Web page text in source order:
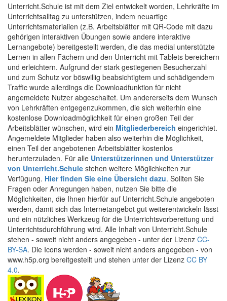
Unterricht.Schule ist mit dem Ziel entwickelt worden, Lehrkräfte im
Unterrichtsalltag zu unterstützen, indem neuartige
Unterrichtsmaterialien (z.B. Arbeitsblätter mit QR-Code mit dazu
gehörigen interaktiven Übungen sowie andere interaktive
Lernangebote) bereitgestellt werden, die das medial unterstützte
Lernen in allen Fächern und den Unterricht mit Tablets bereichern
und erleichtern. Aufgrund der stark gestiegenen Besucherzahl
und zum Schutz vor böswillig beabsichtigtem und schädigendem
Traffic wurde allerdings die Downloadfunktion für nicht
angemeldete Nutzer abgeschaltet. Um andererseits dem Wunsch
von Lehrkräften entgegenzukommen, die sich weiterhin eine
kostenlose Downloadmöglichkeit für einen großen Teil der
Arbeitsblätter wünschen, wird ein Mitgliederbereich eingerichtet.
Angemeldete Mitglieder haben also weiterhin die Möglichkeit,
einen Teil der angebotenen Arbeitsblätter kostenlos
herunterzuladen. Für alle Unterstützerinnen und Unterstützer
von Unterricht.Schule stehen weitere Möglichkeiten zur
Verfügung. Hier finden Sie eine Übersicht dazu. Sollten Sie
Fragen oder Anregungen haben, nutzen Sie bitte die
Möglichkeiten, die Ihnen hierfür auf Unterricht.Schule angeboten
werden, damit sich das Internetangebot gut weiterentwickeln lässt
und ein nützliches Werkzeug für die Unterrichtsvorbereitung und
Unterrichtsdurchführung wird. Alle Inhalt von Unterricht.Schule
stehen - soweit nicht anders angegeben - unter der Lizenz CC-
BY-SA. Die Icons werden - soweit nicht anders angegeben - von
www.h5p.org bereitgestellt und stehen unter der Lizenz CC BY
4.0.